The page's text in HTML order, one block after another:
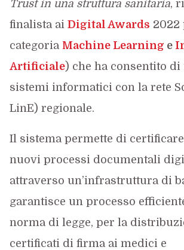
Trust in una struttura sanitaria,
finalista ai Digital Awards 2022
categoria Machine Learning e
Artificiale) che ha consentito
sistemi informatici con la rete
LinE) regionale.
Il sistema permette di
nuovi processi documentali
attraverso un’infrastruttura di
garantisce un processo
norma di legge, per la
certificati di firma ai medici e